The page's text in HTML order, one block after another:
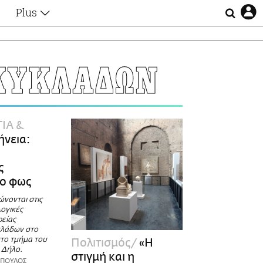
Plus
Αφιερώματα
Ζώδια
Οι Αθηναίοι
Απώλειες
&
φως
στις
στο
τμήμα του
Δήλο.
Πολιτισμός «Η
στιγμή και η